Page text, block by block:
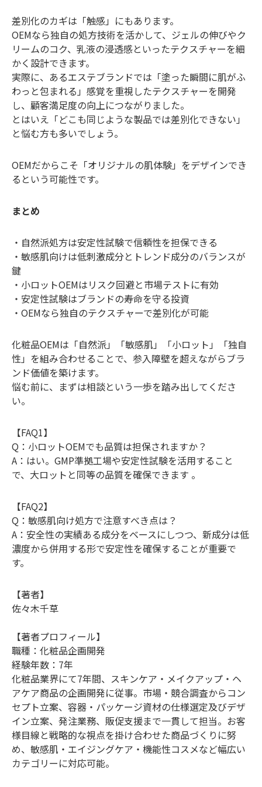
差別化のカギは「触感」にもあります。
OEMなら独自の処方技術を活かして、ジェルの伸びやク
リームのコク、乳液の浸透感といったテクスチャーを細
かく設計できます。
実際に、あるエステブランドでは「塗った瞬間に肌がふ
わっと包まれる」感覚を重視したテクスチャーを開発
し、顧客満足度の向上につながりました。
とはいえ「どこも同じような製品では差別化できない」
と悩む方も多いでしょう。
OEMだからこそ「オリジナルの肌体験」をデザインでき
るという可能性です。
まとめ
・自然派処方は安定性試験で信頼性を担保できる
・敏感肌向けは低刺激成分とトレンド成分のバランスが
鍵
・小ロットOEMはリスク回避と市場テストに有効
・安定性試験はブランドの寿命を守る投資
・OEMなら独自のテクスチャーで差別化が可能
化粧品OEMは「自然派」「敏感肌」「小ロット」「独自
性」を組み合わせることで、参入障壁を超えながらブラ
ンド価値を築けます。
悩む前に、まずは相談という一歩を踏み出してくださ
い。
【FAQ1】
Q：小ロットOEMでも品質は担保されますか？
A：はい。GMP準拠工場や安定性試験を活用すること
で、大ロットと同等の品質を確保できます 。
【FAQ2】
Q：敏感肌向け処方で注意すべき点は？
A：安全性の実績ある成分をベースにしつつ、新成分は低
濃度から併用する形で安定性を確保することが重要で
す。
【著者】
佐々木千草
【著者プロフィール】
職種：化粧品企画開発
経験年数：7年
化粧品業界にて7年間、スキンケア・メイクアップ・ヘ
アケア商品の企画開発に従事。市場・競合調査からコン
セプト立案、容器・パッケージ資材の仕様選定及びデザ
イン立案、発注業務、販促支援まで一貫して担当。お客
様目線と戦略的な視点を掛け合わせた商品づくりに努
め、敏感肌・エイジングケア・機能性コスメなど幅広い
カテゴリーに対応可能。